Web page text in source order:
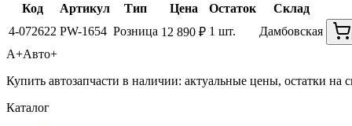
Код Артикул Тип Цена Остаток
Склад
4-072622 PW-1654 Розница 12 890 ₽ 1 шт. Дамбовская
А+Авто+
Купить автозапчасти в наличии: актуальные цены, остатки
Каталог